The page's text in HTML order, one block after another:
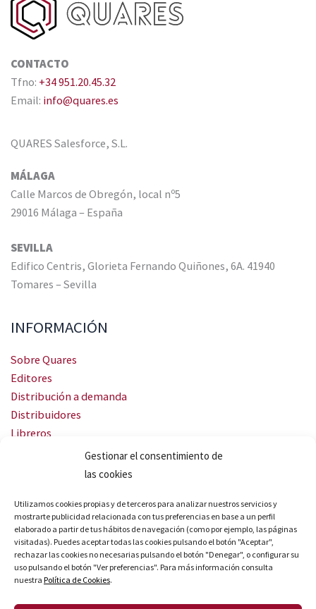
Gestionar el consentimiento de
las cookies
Utilizamos cookies propias y de terceros para analizar nuestros servicios y
mostrarte publicidad relacionada con tus preferencias en base a un perfil
elaborado a partir de tus hábitos de navegación (como por ejemplo, las páginas
visitadas). Puedes aceptar todas las cookies pulsando el botón "Aceptar",
rechazar las cookies no necesarias pulsando el botón "Denegar", o configurar su
uso pulsando el botón "Ver preferencias". Para más información consulta
nuestra Política de Cookies.
CONTACTO
Tfno: +34 951.20.45.32
Email: info@quares.es
QUARES Salesforce, S.L.
MÁLAGA
Calle Marcos de Obregón, local nº5
29016 Málaga – España
SEVILLA
Edifico Centris, Glorieta Fernando Quiñones, 6A. 41940
Tomares – Sevilla
INFORMACIÓN
Sobre Quares
Editores
Distribución a demanda
Distribuidores
Libreros
Servicio Landingweb
Crea tu audiobook